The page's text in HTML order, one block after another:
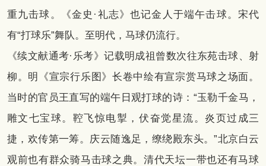
重九击球。《金史·礼志》也记金人于端午击球。宋代
有“打球乐”舞队。至明代，马球仍流行。
《续文献通考·乐考》记载明成祖曾数次往东苑击球、射
柳。明《宣宗行乐图》长卷中绘有宣宗赏马球之场面。
当时的官员王直写的端午日观打球的诗：“玉勒千金马，
雕文七宝球。鞚飞惊电掣，伏奋觉星流。炎页过成三
捷，欢传第一筹。庆云随逸足，缭绕殿东头。”北京白云
观前也有群众骑马击球之典。清代天坛一带也还有马球